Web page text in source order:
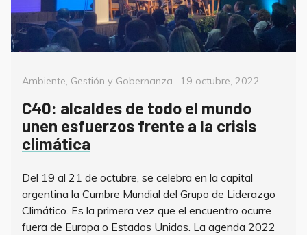
Categorías
Ambiente, Gestión y Gobernanza
Posted
19 octubre, 2022
C40: alcaldes de todo el mundo
unen esfuerzos frente a la crisis
climática
Del 19 al 21 de octubre, se celebra en la capital
argentina la Cumbre Mundial del Grupo de Liderazgo
Climático. Es la primera vez que el encuentro ocurre
fuera de Europa o Estados Unidos. La agenda 2022